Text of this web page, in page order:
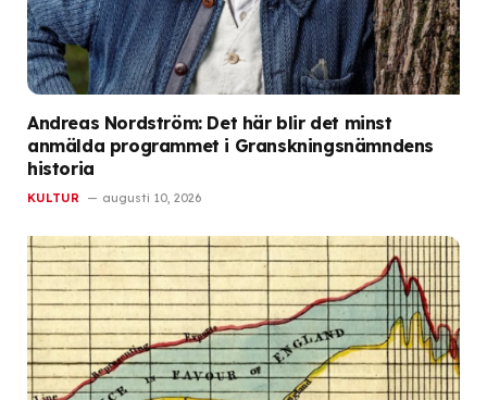
Andreas Nordström: Det här blir det minst
anmälda programmet i Granskningsnämndens
historia
KULTUR augusti 10, 2026